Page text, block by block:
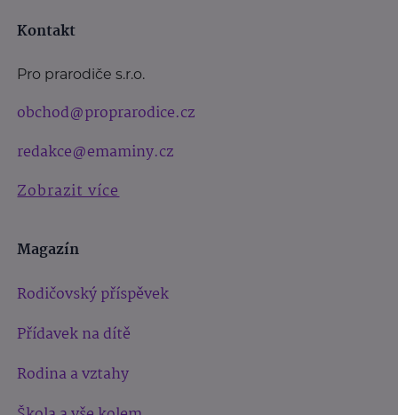
Kontakt
Pro prarodiče s.r.o.
obchod@proprarodice.cz
redakce@emaminy.cz
Zobrazit více
Magazín
Rodičovský příspěvek
Přídavek na dítě
Rodina a vztahy